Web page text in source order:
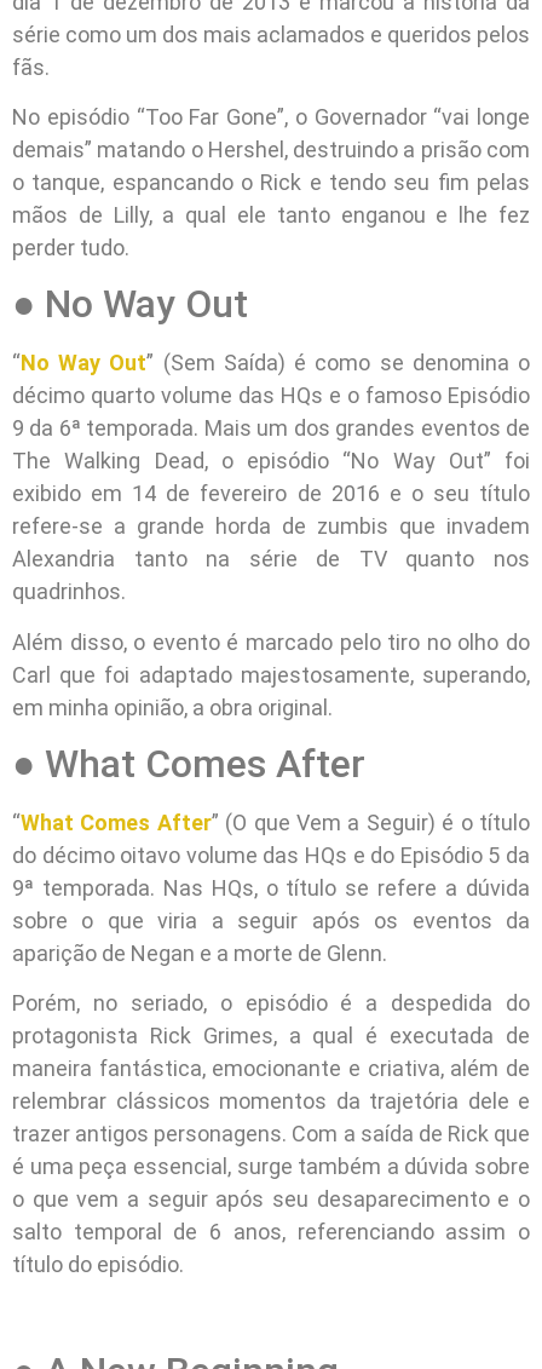
série como um dos mais aclamados e queridos pelos
fãs.
No episódio “Too Far Gone”, o Governador “vai longe
demais” matando o Hershel, destruindo a prisão com
o tanque, espancando o Rick e tendo seu fim pelas
mãos de Lilly, a qual ele tanto enganou e lhe fez
perder tudo.
● No Way Out
“No Way Out” (Sem Saída) é como se denomina o
décimo quarto volume das HQs e o famoso Episódio
9 da 6ª temporada. Mais um dos grandes eventos de
The Walking Dead, o episódio “No Way Out” foi
exibido em 14 de fevereiro de 2016 e o seu título
refere-se a grande horda de zumbis que invadem
Alexandria tanto na série de TV quanto nos
quadrinhos.
Além disso, o evento é marcado pelo tiro no olho do
Carl que foi adaptado majestosamente, superando,
em minha opinião, a obra original.
● What Comes After
“What Comes After” (O que Vem a Seguir) é o título
do décimo oitavo volume das HQs e do Episódio 5 da
9ª temporada. Nas HQs, o título se refere a dúvida
sobre o que viria a seguir após os eventos da
aparição de Negan e a morte de Glenn.
Porém, no seriado, o episódio é a despedida do
protagonista Rick Grimes, a qual é executada de
maneira fantástica, emocionante e criativa, além de
relembrar clássicos momentos da trajetória dele e
trazer antigos personagens. Com a saída de Rick que
é uma peça essencial, surge também a dúvida sobre
o que vem a seguir após seu desaparecimento e o
salto temporal de 6 anos, referenciando assim o
título do episódio.